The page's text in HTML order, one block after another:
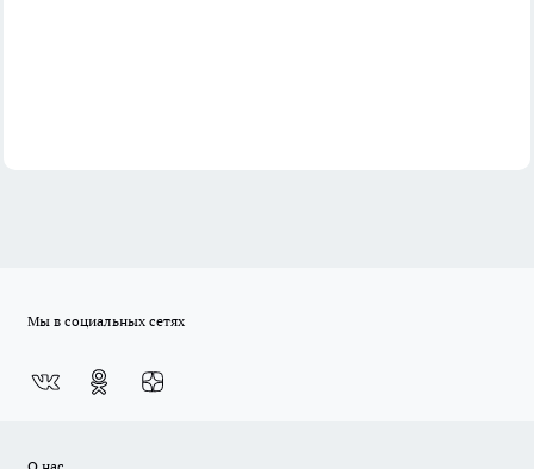
Мы в социальных сетях